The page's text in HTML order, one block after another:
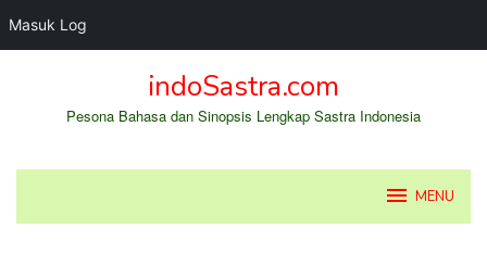
Masuk Log
indoSastra.com
Pesona Bahasa dan Sinopsis Lengkap Sastra Indonesia
MENU